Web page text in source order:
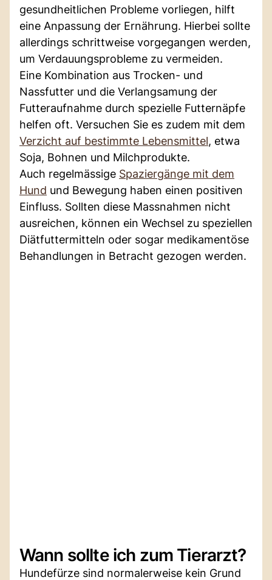
gesundheitlichen Probleme vorliegen, hilft
eine Anpassung der Ernährung. Hierbei sollte
allerdings schrittweise vorgegangen werden,
um Verdauungsprobleme zu vermeiden.
Eine Kombination aus Trocken- und
Nassfutter und die Verlangsamung der
Futteraufnahme durch spezielle Futternäpfe
helfen oft. Versuchen Sie es zudem mit dem
Verzicht auf bestimmte Lebensmittel, etwa
Soja, Bohnen und Milchprodukte.
Auch regelmässige Spaziergänge mit dem
Hund und Bewegung haben einen positiven
Einfluss. Sollten diese Massnahmen nicht
ausreichen, können ein Wechsel zu speziellen
Diätfuttermitteln oder sogar medikamentöse
Behandlungen in Betracht gezogen werden.
Wann sollte ich zum Tierarzt?
Hundefürze sind normalerweise kein Grund